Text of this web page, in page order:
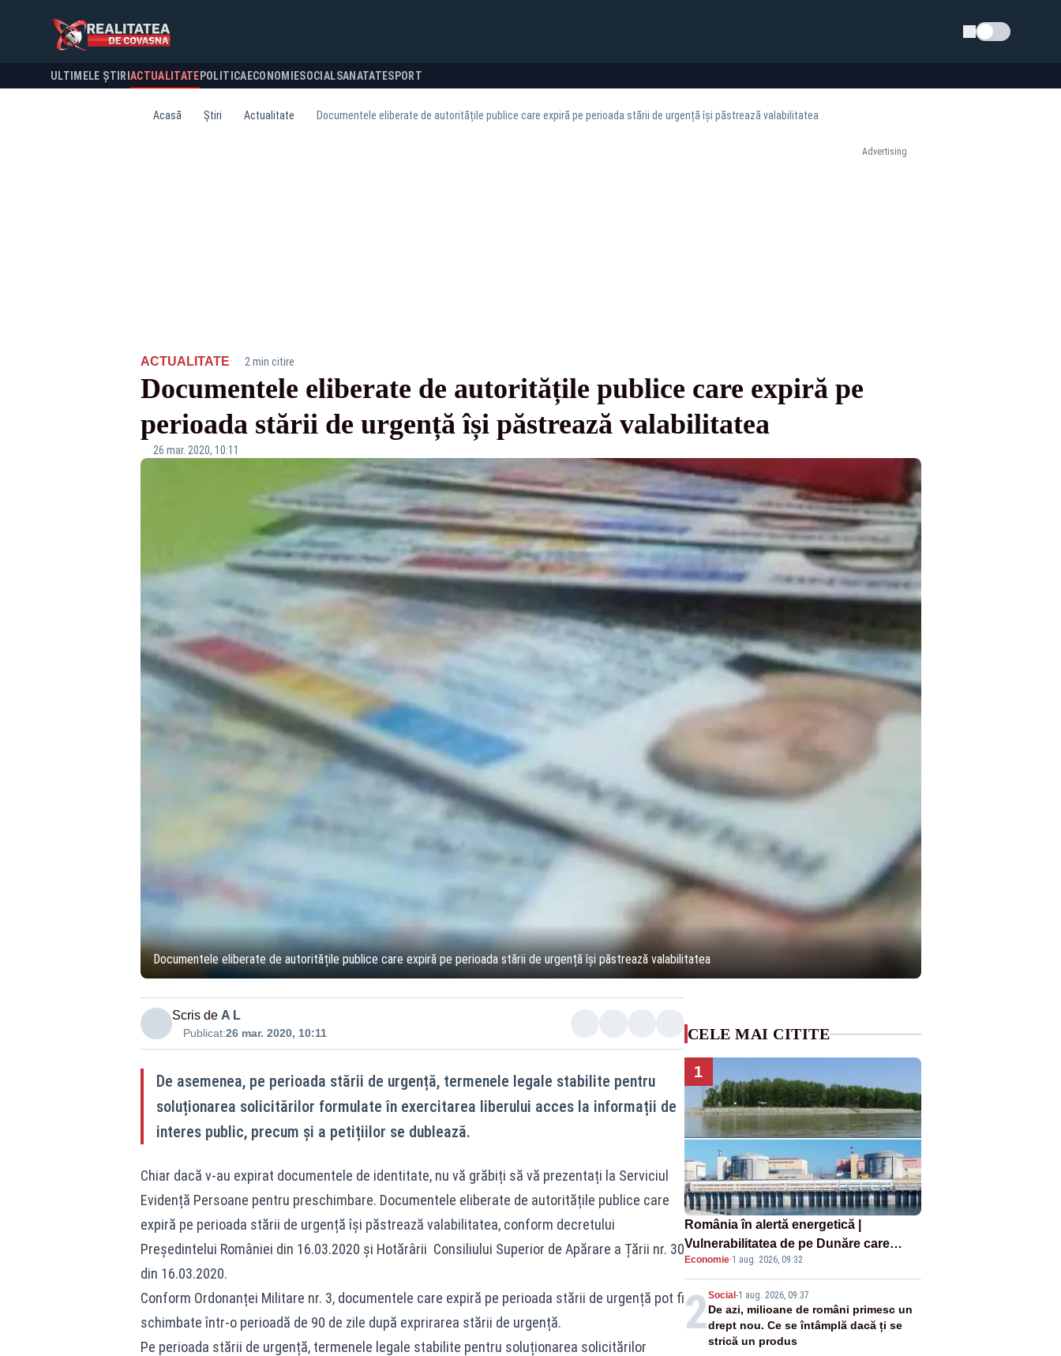
Schimba tema
ULTIMELE ȘTIRI ACTUALITATE POLITICA ECONOMIESOCIALSANATATESPORT
Acasă Știri Actualitate Documentele eliberate de autoritățile publice care expiră pe perioada stării de urgență își păstrează valabilitatea
Advertising
ACTUALITATE· 2 min citire
Documentele eliberate de autoritățile publice care expiră pe
perioada stării de urgență își păstrează valabilitatea
26 mar. 2020, 10:11
Documentele eliberate de autoritățile publice care expiră pe perioada stării de urgență își păstrează valabilitatea
Scris de A L
Publicat:26 mar. 2020, 10:11
De asemenea, pe perioada stării de urgență, termenele legale stabilite pentru
soluționarea solicitărilor formulate în exercitarea liberului acces la informații de
interes public, precum și a petițiilor se dublează.
Chiar dacă v-au expirat documentele de identitate, nu vă grăbiți să vă prezentați la Serviciul
Evidență Persoane pentru preschimbare. Documentele eliberate de autoritățile publice care
expiră pe perioada stării de urgență își păstrează valabilitatea, conform decretului
Președintelui României din 16.03.2020 și Hotărârii Consiliului Superior de Apărare a Țării nr. 30
din 16.03.2020.
Conform Ordonanței Militare nr. 3, documentele care expiră pe perioada stării de urgență pot fi
schimbate într-o perioadă de 90 de zile după exprirarea stării de urgență.
Pe perioada stării de urgență, termenele legale stabilite pentru soluționarea solicitărilor
CELE MAI CITITE
1
România în alertă energetică |
Vulnerabilitatea de pe Dunăre care
pune în pericol Centrala Cernavodă era
cunoscută de pe vremea lui Ceaușescu
Economie·1 aug. 2026, 09:32
2Social -1 aug. 2026, 09:37
De azi, milioane de români primesc un
drept nou. Ce se întâmplă dacă ți se
strică un produs